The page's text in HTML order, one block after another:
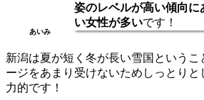
あいみ
姿のレベルが高い傾向
い女性が多いです！
新潟は夏が短く冬が長い雪国というこ
ージをあまり受けないためしっとり
力的です！